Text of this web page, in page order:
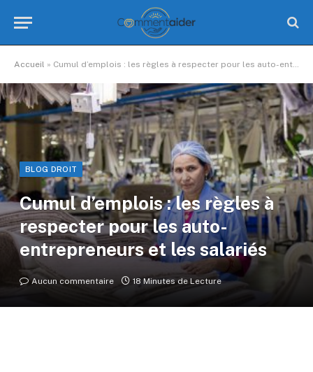
Accueil » Cumul d’emplois : les règles à respecter pour les auto-entrepreneurs et les salariés
BLOG DROIT
Cumul d’emplois : les règles à
respecter pour les auto-
entrepreneurs et les salariés
Aucun commentaire 18 Minutes de Lecture